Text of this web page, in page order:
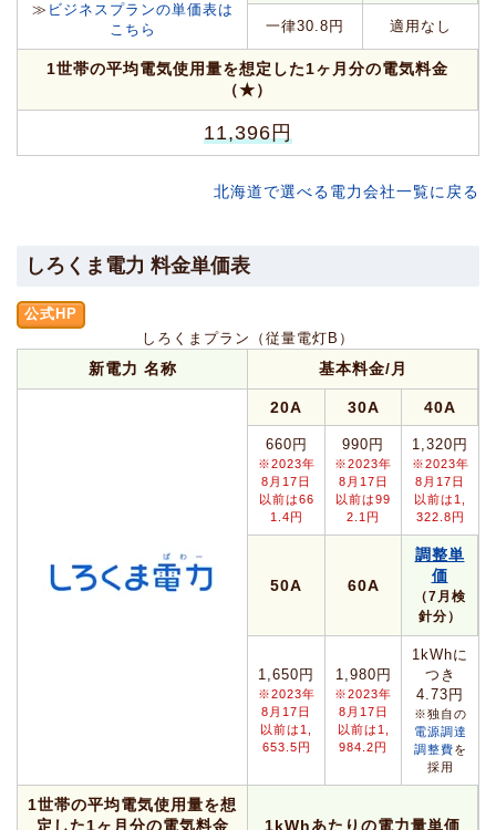
≫ ビジネスプランの単価表は
こちら
一律30.8円 適用なし
1世帯の平均電気使用量を想定した1ヶ月分の電気料金
（★）
11,396円
北海道で選べる電力会社一覧に戻る
しろくま電力 料金単価表
公式HP
しろくまプラン（従量電灯B）
新電力 名称 基本料金/月
20A 30A 40A
660円
※2023年
8月17日
以前は66
1.4円
990円
※2023年
8月17日
以前は99
2.1円
1,320円
※2023年
8月17日
以前は1,
322.8円
50A 60A
調整単
価
（7月検
針分）
1,650円
※2023年
8月17日
以前は1,
653.5円
1,980円
※2023年
8月17日
以前は1,
984.2円
1kWhに
つき
4.73円
※独自の
電源調達
調整費を
採用
1世帯の平均電気使用量を想
定した1ヶ月分の電気料金
1kWhあたりの電力量単価